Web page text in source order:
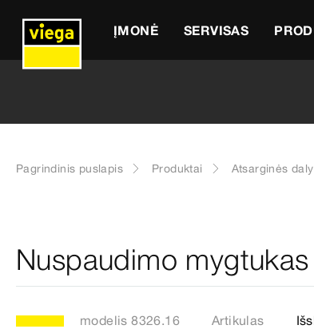
ĮMONĖ SERVISAS
Pagrindinis puslapis Produktai Atsarginės
Nuspaudimo mygtukas
modelis 8326.16 Artikulas